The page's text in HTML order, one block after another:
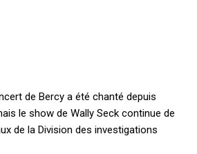
de Bercy a été chanté depuis
le show de Wally Seck continue de
de la Division des investigations